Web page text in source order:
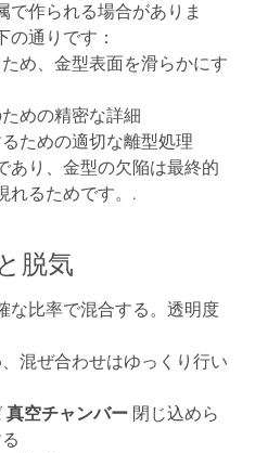
で作られる場合がありま
の通りです：
め、金型表面を滑らかにす
めの精密な詳細
ための適切な離型処理
あり、金型の欠陥は最終的
れるためです。.
脱気
な比率で混合する。透明度
混ぜ合わせはゆっくり行い
真空チャンバー 閉じ込めら